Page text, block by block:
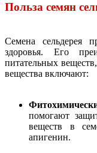
Польза семян
Семена сельдерея
здоровья. Его
питательных
вещества включают:
помогают
веществ в
апигенин.